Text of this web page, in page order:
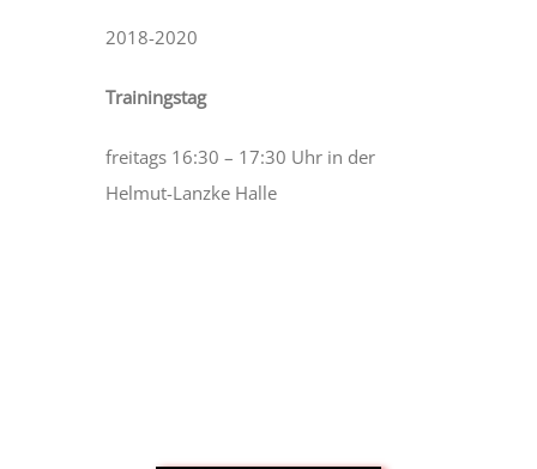
2018-2020
Trainingstag
freitags 16:30 – 17:30 Uhr in der
Helmut-Lanzke Halle